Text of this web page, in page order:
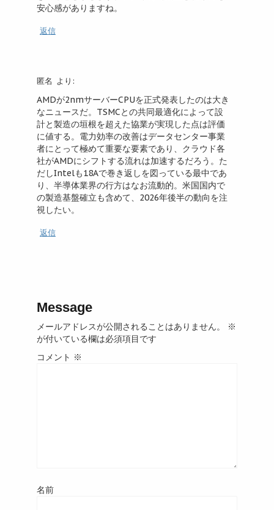
安心感がありますね。
返信
匿名 より:
AMDが2nmサーバーCPUを正式発表したのは大き
なニュースだ。TSMCとの共同最適化によって設
計と製造の垣根を超えた協業が実現した点は評価
に値する。電力効率の改善はデータセンター事業
者にとって極めて重要な要素であり、クラウド各
社がAMDにシフトする流れは加速するだろう。た
だしIntelも18Aで巻き返しを図っている最中であ
り、半導体業界の行方はなお流動的。米国国内で
の製造基盤確立も含めて、2026年後半の動向を注
視したい。
返信
Message
メールアドレスが公開されることはありません。
※
が付いている欄は必須項目です
コメント ※
名前